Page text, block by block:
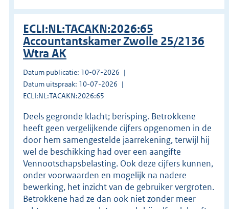
ECLI:NL:TACAKN:2026:65
Accountantskamer Zwolle 25/2136
Wtra AK
Datum publicatie: 10-07-2026
Datum uitspraak: 10-07-2026
ECLI:NL:TACAKN:2026:65
Deels gegronde klacht; berisping. Betrokkene
heeft geen vergelijkende cijfers opgenomen in de
door hem samengestelde jaarrekening, terwijl hij
wel de beschikking had over een aangifte
Vennootschapsbelasting. Ook deze cijfers kunnen,
onder voorwaarden en mogelijk na nadere
bewerking, het inzicht van de gebruiker vergroten.
Betrokkene had ze dan ook niet zonder meer